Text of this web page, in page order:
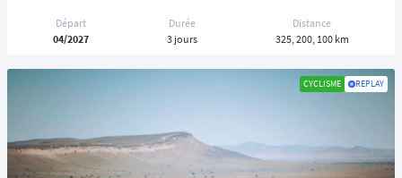
Départ
04/2027
Durée
3 jours
Distance
325, 200, 100 km
CYCLISME REPLAY